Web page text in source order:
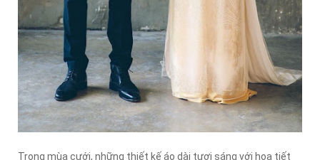
Trong mùa cưới, những thiết kế áo dài tươi sáng với họa tiết